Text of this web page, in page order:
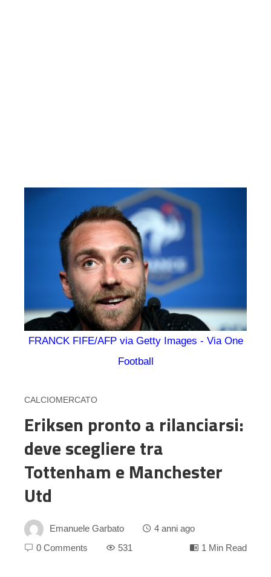
FRANCK FIFE/AFP via Getty Images - Via One
Football
CALCIOMERCATO
Eriksen pronto a rilanciarsi:
deve scegliere tra
Tottenham e Manchester
Utd
Emanuele Garbato
4 anni ago
0 Comments
531 1 Min Read